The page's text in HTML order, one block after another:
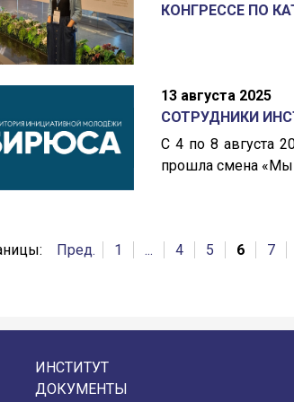
КОНГРЕССЕ ПО
13 августа 2025
СОТРУДНИКИ
С 4 по 8 августа
прошла смена
Пред. 1 ... 4 5 6 7
ИНСТИТУТ
ДОКУМЕНТЫ